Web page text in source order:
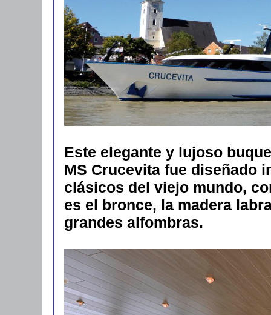
Este elegante y lujoso
MS Crucevita fue diseñado
clásicos del viejo mundo,
es el bronce, la madera
grandes alfombras.